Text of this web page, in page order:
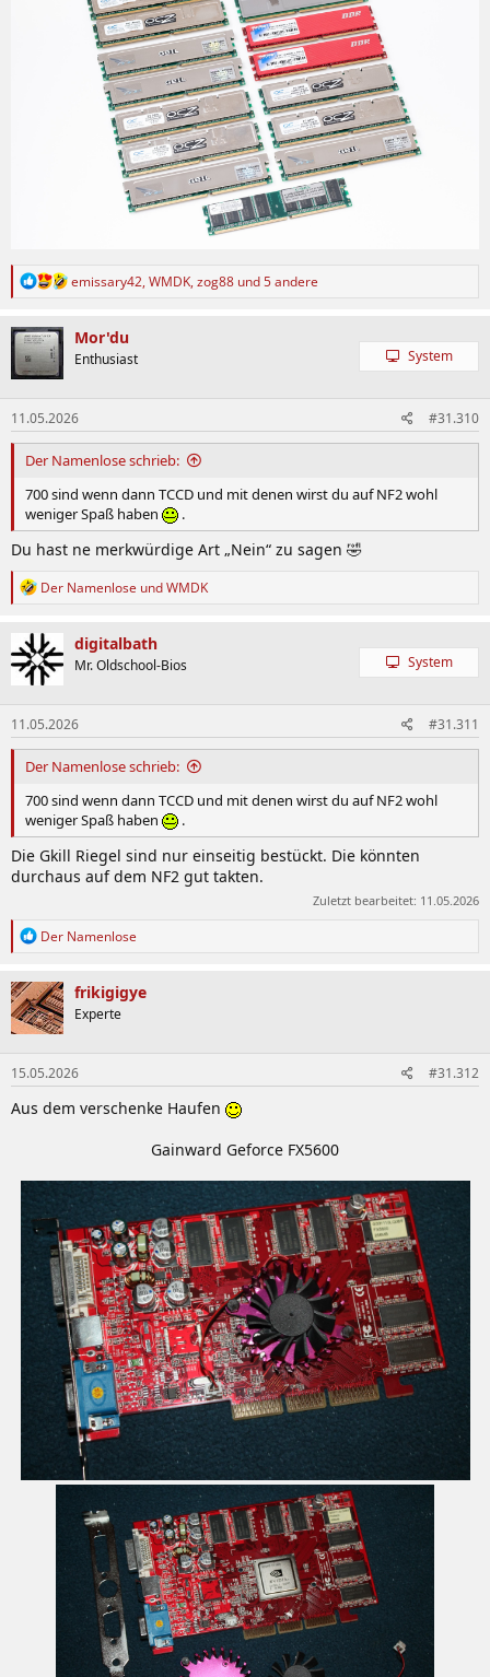
R
k
n
e
n
:
emissary42, WMDK, zog88 und 5 andere
Mor'du
Enthusiast System
11.05.2026 #31.310
Der Namenlose schrieb:
700 sind wenn dann TCCD und mit denen wirst du auf NF2 wohl
weniger Spaß haben
.
Du hast ne merkwürdige Art „Nein“ zu sagen 🤣
R
k
t
i
o
n
e
n
:
Der Namenlose undWMDK
digitalbath
Mr. Oldschool-Bios System
11.05.2026 #31.311
Der Namenlose schrieb:
700 sind wenn dann TCCD und mit denen wirst du auf NF2 wohl
weniger Spaß haben
.
Die Gkill Riegel sind nur einseitig bestückt. Die könnten
durchaus auf dem NF2 gut takten.
Zuletzt bearbeitet: 11.05.2026
R
k
t
i
o
n
e
n
Der Namenlose
frikigigye
Experte
15.05.2026 #31.312
Aus dem verschenke Haufen
Gainward Geforce FX5600